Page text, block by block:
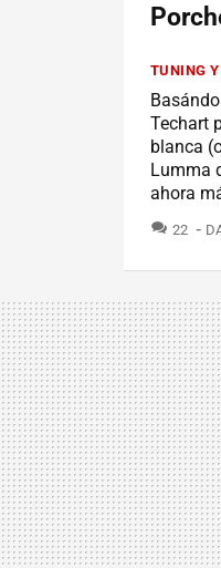
TUNING Y
Techart
blanca
Lumma
ahora
22